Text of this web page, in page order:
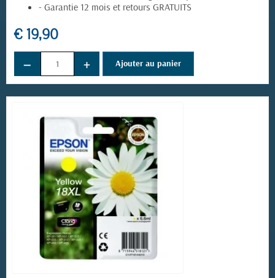
(1 avis)
- Garantie 12 mois et retours GRATUITS
€ 19,90
− + Ajouter au panier